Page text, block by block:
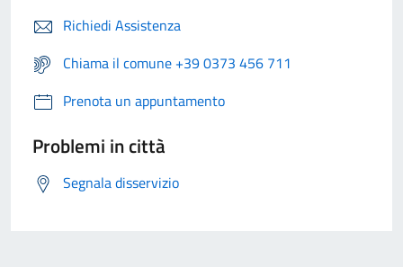
Richiedi Assistenza
Chiama il comune +39 0373 456 711
Prenota un appuntamento
Problemi in città
Segnala disservizio